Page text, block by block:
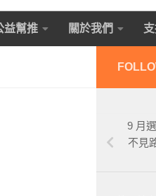
益幫推 關於我們
9 月
不見